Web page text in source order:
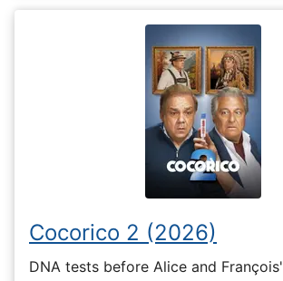
Cocorico 2 (2026)
DNA tests before Alice and